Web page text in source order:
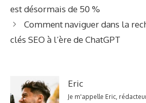
est désormais de 50 %
Comment naviguer dans la
clés SEO à l’ère de ChatGPT
Eric
Je m'appelle Eric,